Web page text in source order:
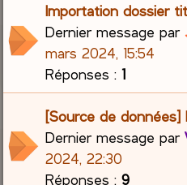
Importation dossier
Dernier message par
mars 2024, 15:54
Réponses :1
[Source de données]
Dernier message par
2024, 22:30
Réponses :9